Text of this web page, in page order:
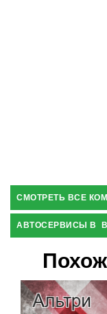
СМОТРЕТЬ ВСЕ
АВТОСЕРВИСЫ В